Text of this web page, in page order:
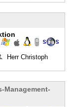
Herr Christoph
Management-